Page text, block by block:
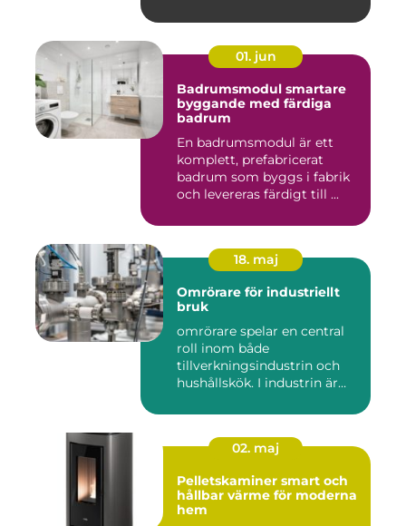
01. jun
Badrumsmodul smartare
byggande med färdiga
badrum
En badrumsmodul är ett
komplett, prefabricerat
badrum som byggs i fabrik
och levereras färdigt till ...
18. maj
Omrörare för industriellt
bruk
omrörare spelar en central
roll inom både
tillverkningsindustrin och
hushållskök. I industrin är
02. maj
Pelletskaminer smart och
hållbar värme för moderna
hem